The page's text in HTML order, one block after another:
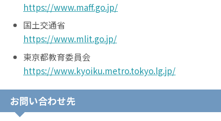
https://www.maff.go.jp/
国土交通省
https://www.mlit.go.jp/
東京都教育委員会
https://www.kyoiku.metro.tokyo.lg.jp/
お問い合わせ先